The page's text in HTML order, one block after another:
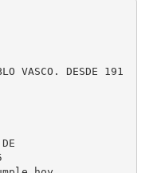
VASCO. DESDE 191